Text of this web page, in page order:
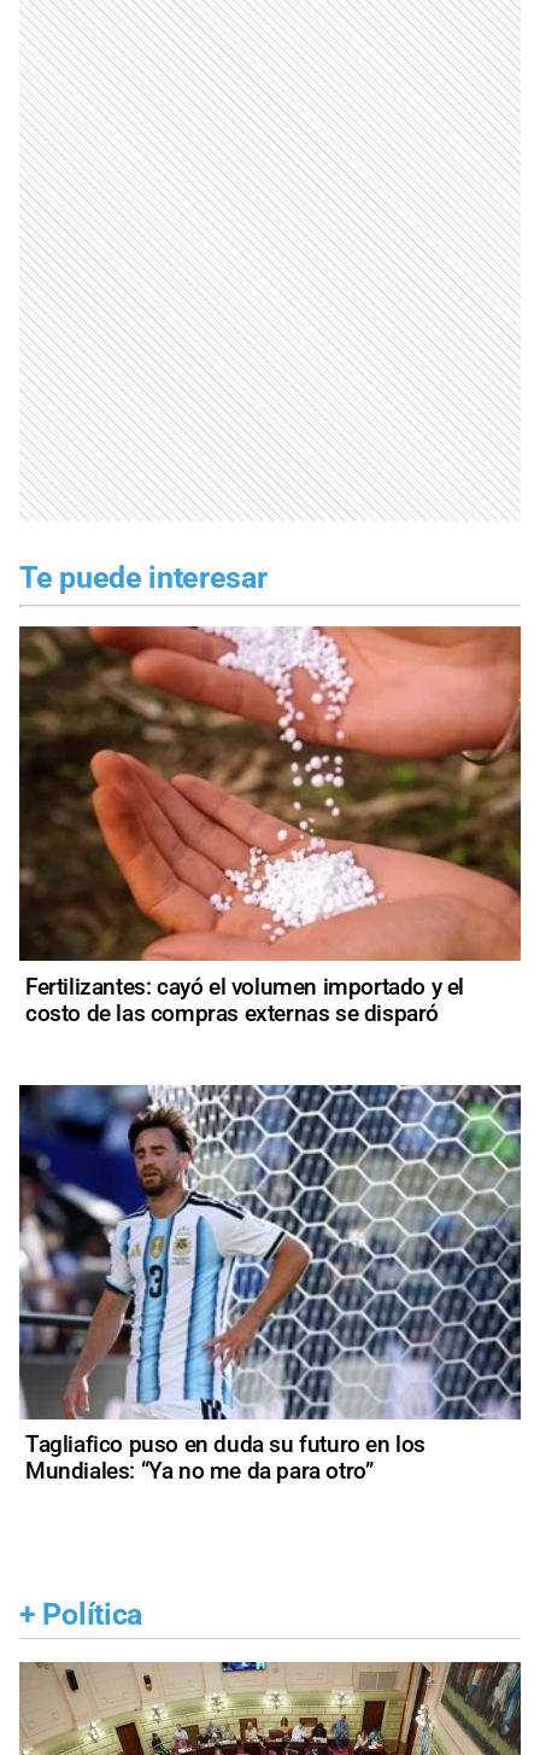
Te puede interesar
Fertilizantes: cayó el volumen importado y el
costo de las compras externas se disparó
Tagliafico puso en duda su futuro en los
Mundiales: “Ya no me da para otro”
+ Política